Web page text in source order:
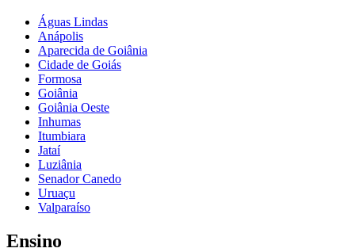
Águas Lindas
Anápolis
Aparecida de Goiânia
Cidade de Goiás
Formosa
Goiânia
Goiânia Oeste
Inhumas
Itumbiara
Jataí
Luziânia
Senador Canedo
Uruaçu
Valparaíso
Ensino